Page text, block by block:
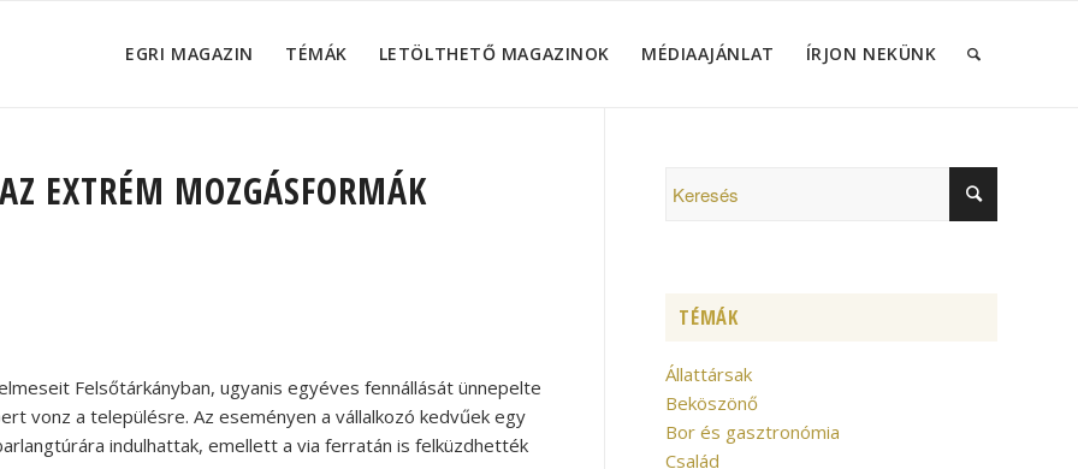
EGRI MAGAZIN TÉMÁK LETÖLTHETŐ MAGAZINOK MÉDIAAJÁNLAT ÍRJON NEKÜNK
EXTRÉM MOZGÁSFORMÁK
Felsőtárkányban, ugyanis egyéves fennállását ünnepelte
vonz a településre. Az eseményen a vállalkozó kedvűek egy
indulhattak, emellett a via ferratán is felküzdhették
TÉMÁK
Állattársak
Beköszönő
Bor és gasztronómia
Család